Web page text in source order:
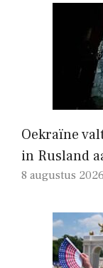
Oekraïne
in Rusland
8 augustus 2026